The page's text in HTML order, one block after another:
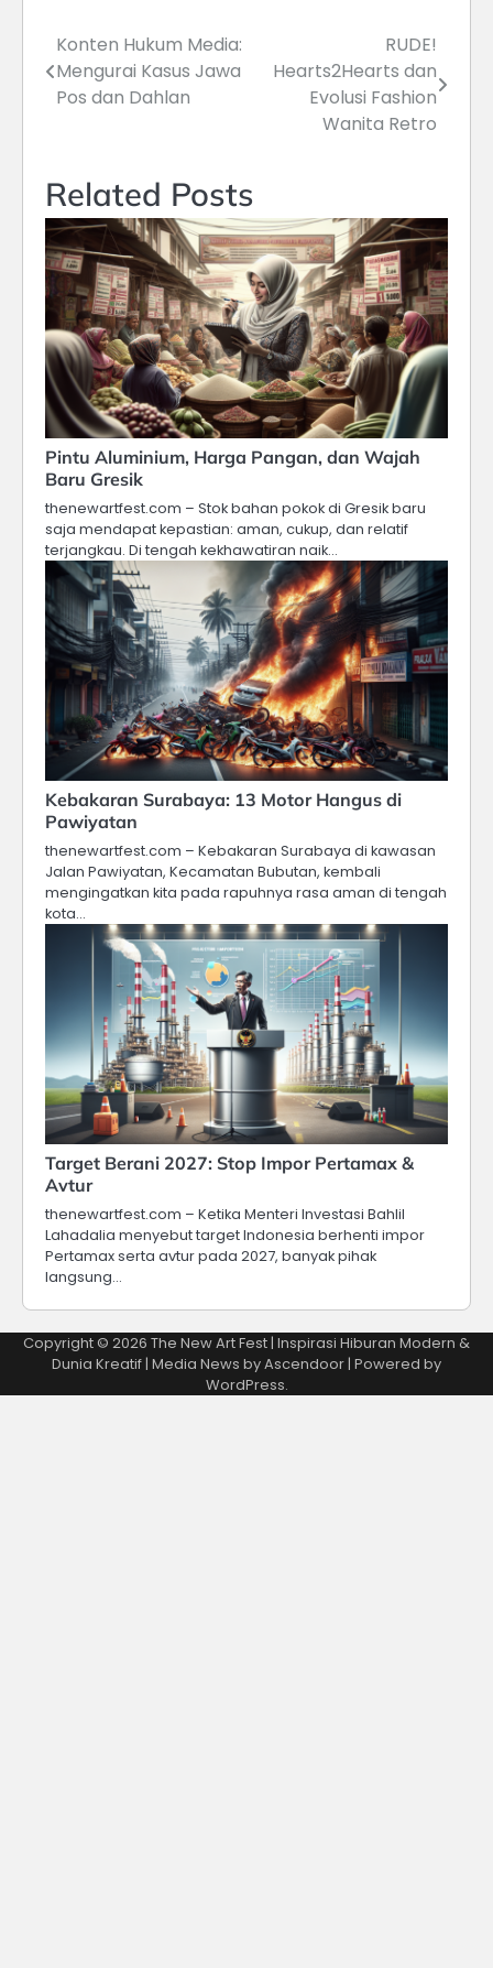
Navigasi
pos
Konten Hukum Media:
Mengurai Kasus Jawa
Pos dan Dahlan
RUDE!
Hearts2Hearts dan
Evolusi Fashion
Wanita Retro
Related Posts
Pintu Aluminium, Harga Pangan, dan Wajah
Baru Gresik
thenewartfest.com – Stok bahan pokok di Gresik baru
saja mendapat kepastian: aman, cukup, dan relatif
terjangkau. Di tengah kekhawatiran naik…
Kebakaran Surabaya: 13 Motor Hangus di
Pawiyatan
thenewartfest.com – Kebakaran Surabaya di kawasan
Jalan Pawiyatan, Kecamatan Bubutan, kembali
mengingatkan kita pada rapuhnya rasa aman di tengah
kota…
Target Berani 2027: Stop Impor Pertamax &
Avtur
thenewartfest.com – Ketika Menteri Investasi Bahlil
Lahadalia menyebut target Indonesia berhenti impor
Pertamax serta avtur pada 2027, banyak pihak
langsung…
Copyright © 2026 The New Art Fest | Inspirasi Hiburan Modern &
Dunia Kreatif| Media News byAscendoor| Powered by
WordPress.